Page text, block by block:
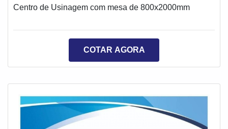
Centro de Usinagem com mesa de 800x2000mm
COTAR AGORA